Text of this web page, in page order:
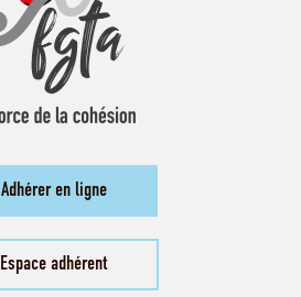
Adhérer en ligne
Espace adhérent